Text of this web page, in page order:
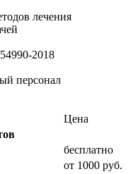
лечения
2018
персонал
Цена
бесплатно
от 1000 руб.